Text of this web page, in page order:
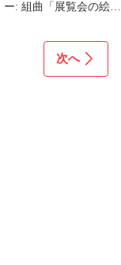
ー: 組曲「展覧会の絵」
Tchaikovsky /
Mussorgsky /
次へ